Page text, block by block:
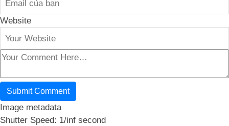
Website
Image metadata
Shutter Speed: 1/inf second